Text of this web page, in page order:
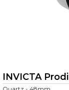
INVICTA